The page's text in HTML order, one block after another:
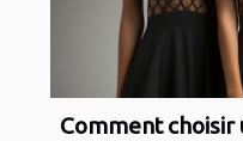
Comment choisir